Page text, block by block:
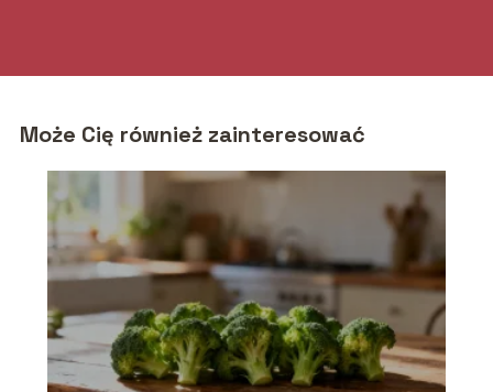
Może Cię również zainteresować